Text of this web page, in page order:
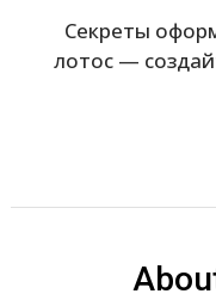
Секреты
лотос —